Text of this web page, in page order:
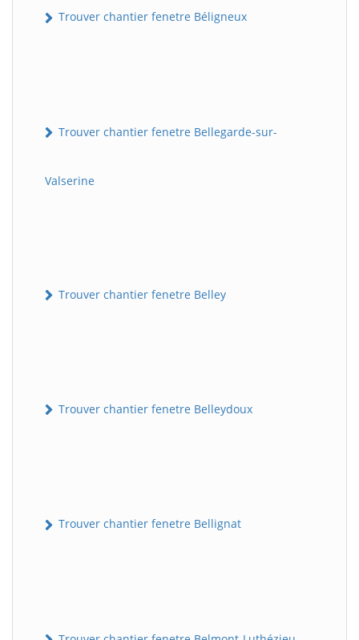
Trouver chantier fenetre Béligneux
Trouver chantier fenetre Bellegarde-sur-
Valserine
Trouver chantier fenetre Belley
Trouver chantier fenetre Belleydoux
Trouver chantier fenetre Bellignat